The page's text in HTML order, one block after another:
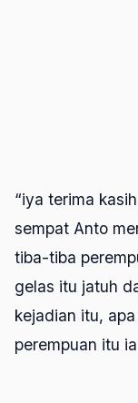
“iya terima
sempat Anto
tiba-tiba
gelas itu jatuh
kejadian itu,
perempuan itu